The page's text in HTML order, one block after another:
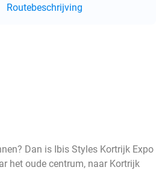
Routebeschrijving
Dan is Ibis Styles Kortrijk Expo
het oude centrum, naar Kortrijk